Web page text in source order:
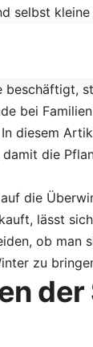
selbst
beschäftigt,
bei
diesem
die
die
lässt
ob man
zu